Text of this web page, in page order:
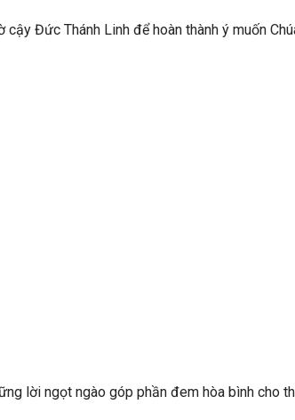
Đức Thánh Linh để hoàn thành ý muốn
lời ngọt ngào góp phần đem hòa bình cho